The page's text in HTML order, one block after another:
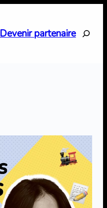
Devenir partenaireSearch